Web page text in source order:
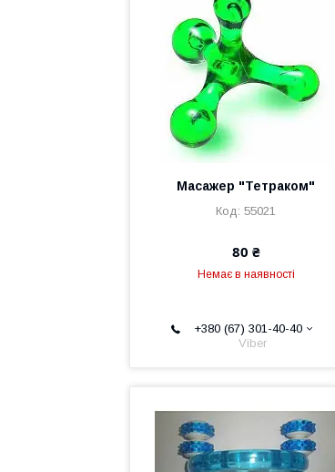
Масажер "Тетраком"
55021
80 ₴
Немає в наявності
+380 (67) 301-40-40
Viber